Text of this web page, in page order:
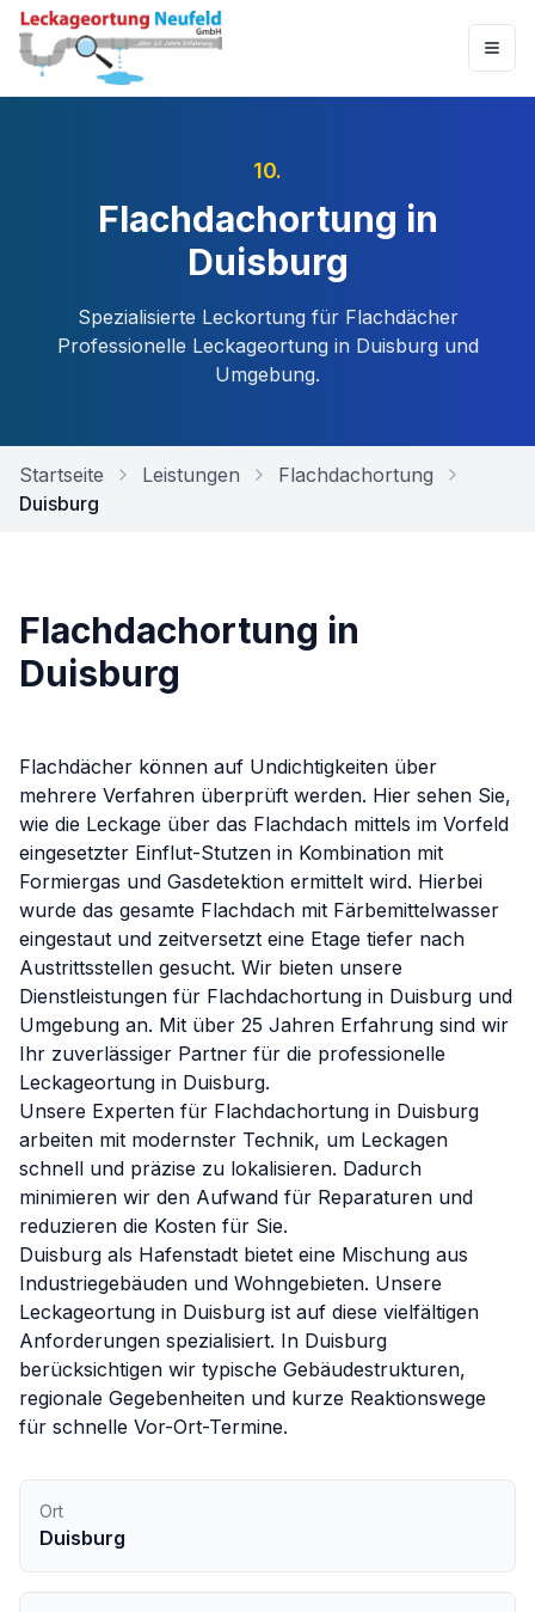
10.
Flachdachortung in
Duisburg
Spezialisierte Leckortung für Flachdächer
Professionelle Leckageortung in Duisburgund
Umgebung.
Startseite Leistungen
Flachdachortung
Duisburg
Flachdachortung in
Duisburg
Flachdächer können auf Undichtigkeiten über
mehrere Verfahren überprüft werden. Hier sehen Sie,
wie die Leckage über das Flachdach mittels im Vorfeld
eingesetzter Einflut-Stutzen in Kombination mit
Formiergas und Gasdetektion ermittelt wird. Hierbei
wurde das gesamte Flachdach mit Färbemittelwasser
eingestaut und zeitversetzt eine Etage tiefer nach
Austrittsstellen gesucht. Wir bieten unsere
Dienstleistungen für Flachdachortung in Duisburg und
Umgebung an. Mit über 25 Jahren Erfahrung sind wir
Ihr zuverlässiger Partner für die professionelle
Leckageortung in Duisburg.
Unsere Experten für Flachdachortung in Duisburg
arbeiten mit modernster Technik, um Leckagen
schnell und präzise zu lokalisieren. Dadurch
minimieren wir den Aufwand für Reparaturen und
reduzieren die Kosten für Sie.
Duisburg als Hafenstadt bietet eine Mischung aus
Industriegebäuden und Wohngebieten. Unsere
Leckageortung in Duisburg ist auf diese vielfältigen
Anforderungen spezialisiert. In Duisburg
berücksichtigen wir typische Gebäudestrukturen,
regionale Gegebenheiten und kurze Reaktionswege
für schnelle Vor-Ort-Termine.
Ort
Duisburg